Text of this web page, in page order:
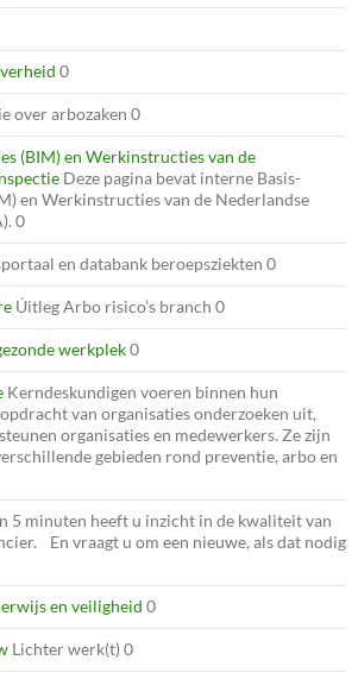
0
over arbozaken 0
(BIM) en Werkinstructies van de
Deze pagina bevat interne Basis-
en Werkinstructies van de Nederlandse
0
en databank beroepsziekten 0
Úitleg Arbo risico’s branch 0
werkplek0
Kerndeskundigen voeren binnen hun
van organisaties onderzoeken uit,
organisaties en medewerkers. Ze zijn
gebieden rond preventie, arbo en
5 minuten heeft u inzicht in de kwaliteit van
En vraagt u om een nieuwe, als dat nodig
en veiligheid 0
Lichter werk(t) 0